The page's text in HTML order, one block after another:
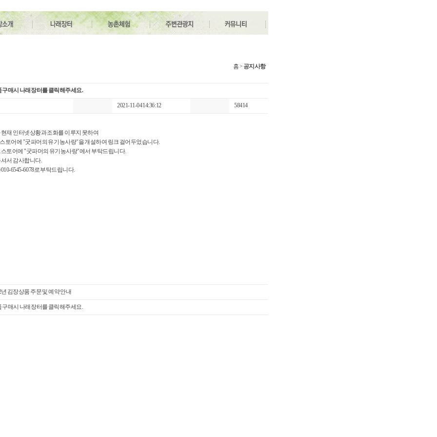
홈> 공지사항
구매시 나래장터를 클릭해주세요.
2021-11-04 14:36:12 58414
재 인터넷상황과 조화를 이루지 못하여
토어에 "굿파머의 유기농사랑"을 개설하여 링크 걸어두었습니다.
토어에 "굿파머의 유기농사랑"에서 부탁드립니다.
서 감사합니다.
6545-6078로 부탁드립니다.
년 김장상품 주문 및 예약 안내
구매시 나래장터를 클릭해주세요.